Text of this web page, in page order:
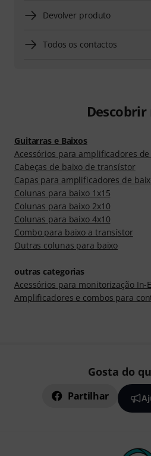
Devolver produto
Todos os contactos
Descobrir
Guitarras e Baixos
Acessórios para amplificadores
Cabeças de baixo de transístor
Capas para amplificadores de
Colunas para baixo 1x15
Colunas para baixo 2x10
Colunas para baixo 4x10
Combo para baixo a transístor
Outras colunas para baixo
outras categorias
Acessórios para monitorização In-
Amplificadores e combos para
Gosta do
Partilhar